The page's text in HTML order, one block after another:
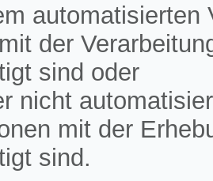
der
sind oder
nicht
mit der
sind.